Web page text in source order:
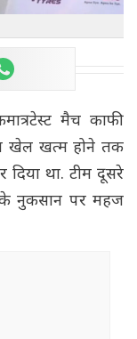
टेस्ट मैच काफी
खेल खत्म होने तक
था. टीम दूसरे
नुकसान पर महज